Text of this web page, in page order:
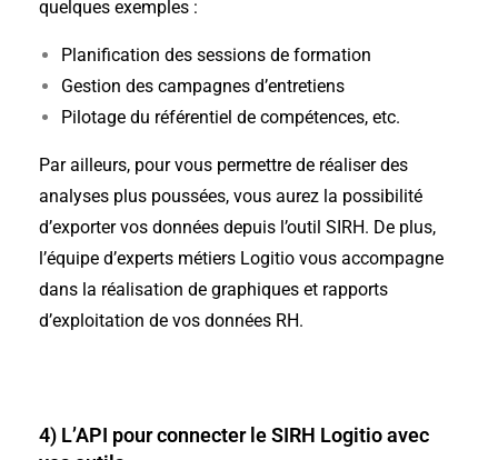
quelques exemples :
Planification des sessions de formation
Gestion des campagnes d’entretiens
Pilotage du référentiel de compétences, etc.
Par ailleurs, pour vous permettre de réaliser des
analyses plus poussées, vous aurez la possibilité
d’exportervos données depuis l’outil SIRH. De plus,
l’équipe d’experts métiers Logitio vous accompagne
dans la réalisation de graphiques et rapports
d’exploitation de vos données RH.
4) L’API pour connecter le SIRH Logitio avec